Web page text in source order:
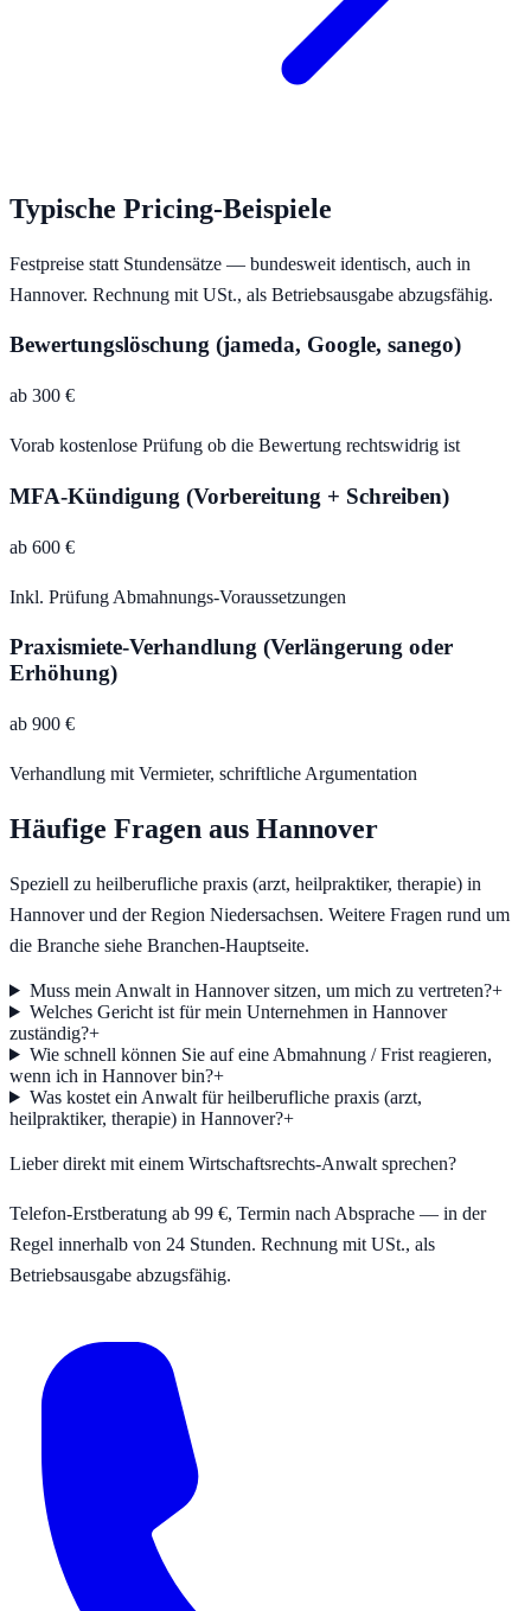
Typische Pricing-Beispiele
Festpreise statt Stundensätze — bundesweit identisch, auch in
Hannover. Rechnung mit USt., als Betriebsausgabe abzugsfähig.
Bewertungslöschung (jameda, Google, sanego)
ab 300 €
Vorab kostenlose Prüfung ob die Bewertung rechtswidrig ist
MFA-Kündigung (Vorbereitung + Schreiben)
ab 600 €
Inkl. Prüfung Abmahnungs-Voraussetzungen
Praxismiete-Verhandlung (Verlängerung oder
Erhöhung)
ab 900 €
Verhandlung mit Vermieter, schriftliche Argumentation
Häufige Fragen aus Hannover
Speziell zu heilberufliche praxis (arzt, heilpraktiker, therapie) in
Hannoverund der Region Niedersachsen. Weitere Fragen rund um
die Branche siehe Branchen-Hauptseite.
Muss mein Anwalt in Hannover sitzen, um mich zu vertreten?+
Welches Gericht ist für mein Unternehmen in Hannover
zuständig?+
Wie schnell können Sie auf eine Abmahnung / Frist reagieren,
wenn ich in Hannover bin?+
Was kostet ein Anwalt für heilberufliche praxis (arzt,
heilpraktiker, therapie) in Hannover?+
Lieber direkt mit einem Wirtschaftsrechts-Anwalt sprechen?
Telefon-Erstberatung ab 99 €, Termin nach Absprache — in der
Regel innerhalb von 24 Stunden. Rechnung mit USt., als
Betriebsausgabe abzugsfähig.